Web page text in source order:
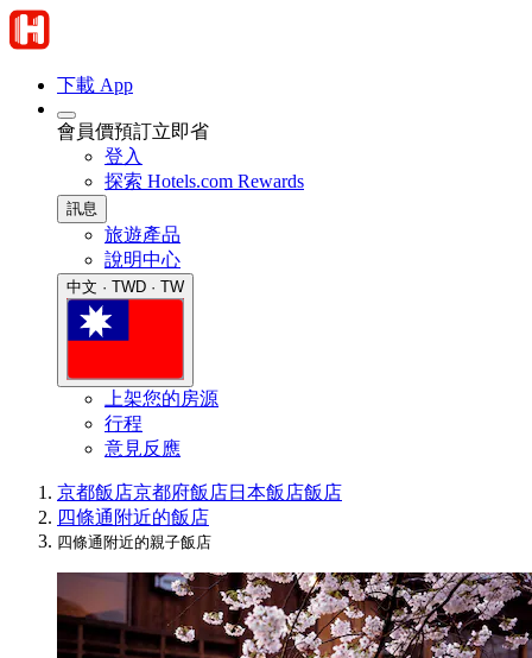
下載 App
會員價預訂立即省
登入
探索 Hotels.com Rewards
訊息
旅遊產品
說明中心
中文 · TWD · TW
上架您的房源
行程
意見反應
京都飯店京都府飯店日本飯店飯店
四條通附近的飯店
四條通附近的親子飯店